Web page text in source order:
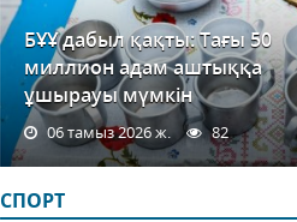
БҰҰ дабыл қақты: Тағы 50
миллион адам аштыққа
ұшырауы мүмкін
06 тамыз 2026 ж. 82
СПОРТ